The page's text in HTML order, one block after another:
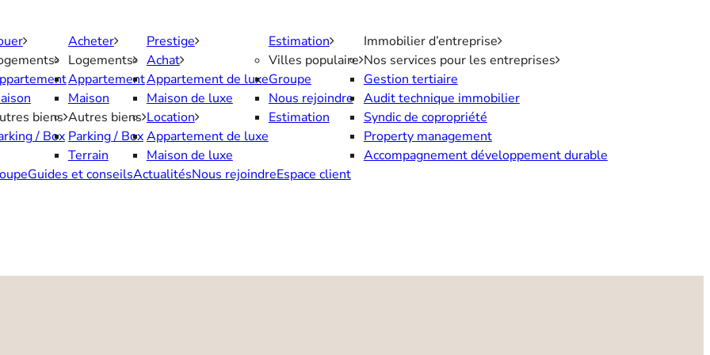
biens
/ Box
Acheter
Logements
Appartement
Maison
Autres biens
Parking / Box
Terrain
Prestige
Achat
Appartement de luxe
Maison de luxe
Location
Appartement de luxe
Maison de luxe
Estimation
Villes populaire
Groupe
Nous rejoindre
Estimation
Immobilier d’entreprise
Nos services pour les entreprises
Gestion tertiaire
Audit technique immobilier
Syndic de copropriété
Property management
Accompagnement développement durable
Guides et conseilsActualitésNous rejoindreEspace client